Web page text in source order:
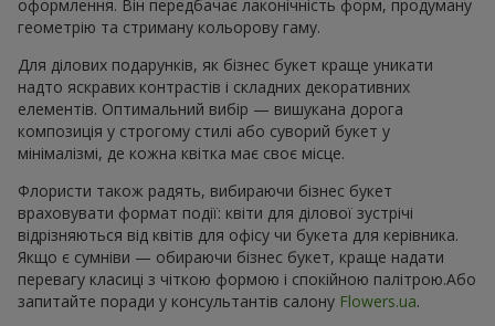
оформлення. Він передбачає лаконічність форм, продуману
геометрію та стриману кольорову гаму.
Для ділових подарунків, як бізнес букет краще уникати
надто яскравих контрастів і складних декоративних
елементів. Оптимальний вибір — вишукана дорога
композиція у строгому стилі або суворий букет у
мінімалізмі, де кожна квітка має своє місце.
Флористи також радять, вибираючи бізнес букет
враховувати формат події: квіти для ділової зустрічі
відрізняються від квітів для офісу чи букета для керівника.
Якщо є сумніви — обираючи бізнес букет, краще надати
перевагу класиці з чіткою формою і спокійною палітрою.Або
запитайте поради у консультантів салону Flowers.ua.